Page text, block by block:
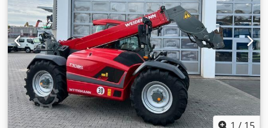
1150kg TRAGKRAFT NEUWERTIG NEDERLANDS MERK:
GIANT TYPE: D254SW BOUWJAAR: 2020 CE: JA URENSTAND:
915 UUR BANDEN/ONDERWAGEN: 80% VERMOGEN: 18KW
MOTOR: KUBOTA D902 GEWICHT: 1100KG OPTIES: HYDR.
SNELWISSEL NIEUWE BAK VORKEN EXTRA FUNCTIE 3CIL
KUBOTA 1150KG DRAAGVERMOGEN NIEUWSTAAT ENGLISH
MAKE: GIANT TYPE: D254SW YEAR: 2020 CE: YES WORKING
HOURS: 915HOURS TYRES/UNDERCARRIAGE: 80% POWER:
18KW ENGINE: KUBITA D902 WEIGHT: 1100KG OPTIONS:
HYDR QUICK COUPLER NEW BUCKET FORKS EXTRA